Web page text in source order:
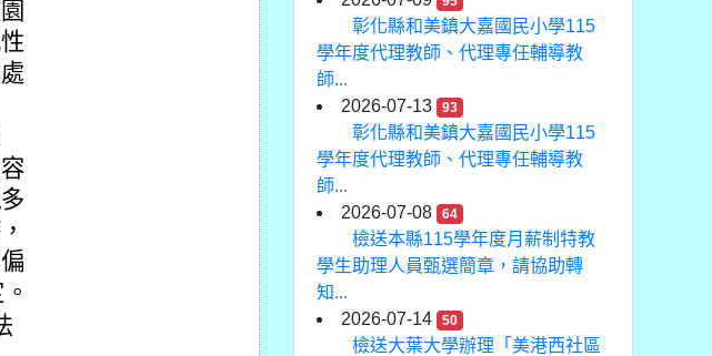
彰化縣和美鎮大嘉國民小學115
學年度代理教師、代理專任輔導教
師...
2026-07-13
93
彰化縣和美鎮大嘉國民小學115
學年度代理教師、代理專任輔導教
師...
2026-07-08
64
檢送本縣115學年度月薪制特教
學生助理人員甄選簡章，請協助轉
知...
2026-07-14
50
檢送大葉大學辦理「美港西社區